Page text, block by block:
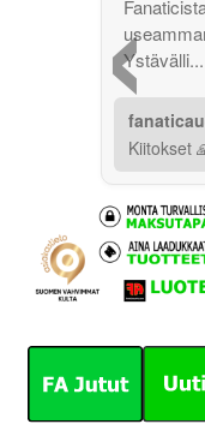
‹
Ystävälli...
Kiitokset